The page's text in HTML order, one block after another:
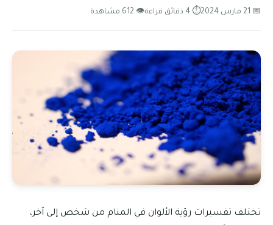
📅 21 مارس 2024 ⏱ 4 دقائق قراءة 👁 612 مشاهدة
تختلف تفسيرات رؤية الألوان في المنام من شخص إلى آخر،